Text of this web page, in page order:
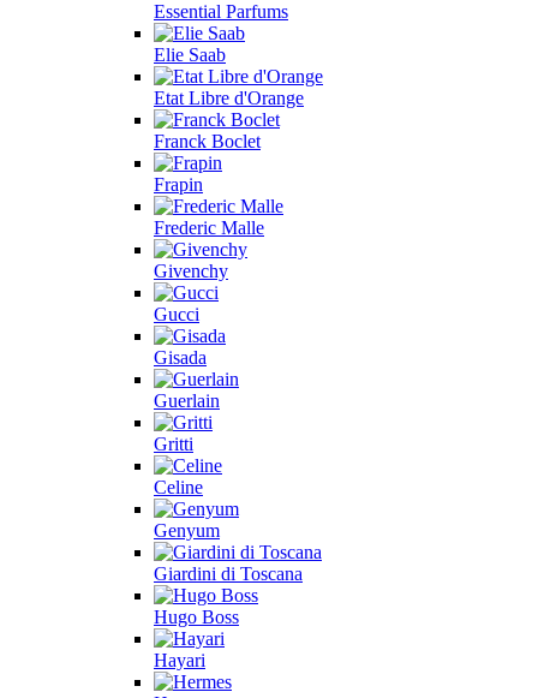
Essential Parfums
Elie Saab
Etat Libre d'Orange
Franck Boclet
Frapin
Frederic Malle
Givenchy
Gucci
Gisada
Guerlain
Gritti
Celine
Genyum
Giardini di Toscana
Hugo Boss
Hayari